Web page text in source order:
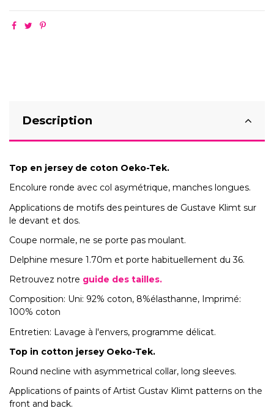
Description
Top en jersey de coton Oeko-Tek.
Encolure ronde avec col asymétrique, manches longues.
Applications de motifs des peintures de Gustave Klimt sur
le devant et dos.
Coupe normale, ne se porte pas moulant.
Delphine mesure 1.70m et porte habituellement du 36.
Retrouvez notre guide des tailles.
Composition: Uni: 92% coton, 8%élasthanne, Imprimé:
100% coton
Entretien: Lavage à l'envers, programme délicat.
Top in cotton jersey Oeko-Tek.
Round necline with asymmetrical collar, long sleeves.
Applications of paints of Artist Gustav Klimt patterns on the
front and back.